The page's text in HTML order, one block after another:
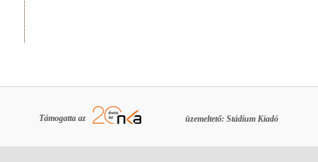
Támogatta az üzemeltető: Stádium Kiadó